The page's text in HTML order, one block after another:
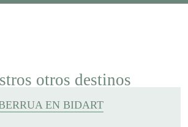
otros destinos
EN BIDART